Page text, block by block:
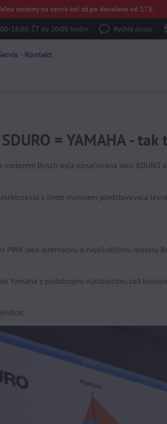
Volné termíny na servis kol až po dovolené od 17.8.
18:00, ČT do 20:00 hodin Rychlý dotaz
Kontakt
= YAMAHA -
Bosch byla označována jako XDURO
s tímto motorem představovala
PWX jako alternativu k nejsilnějšímu motoru
Yamaha s podobnými vlastnostmi, což